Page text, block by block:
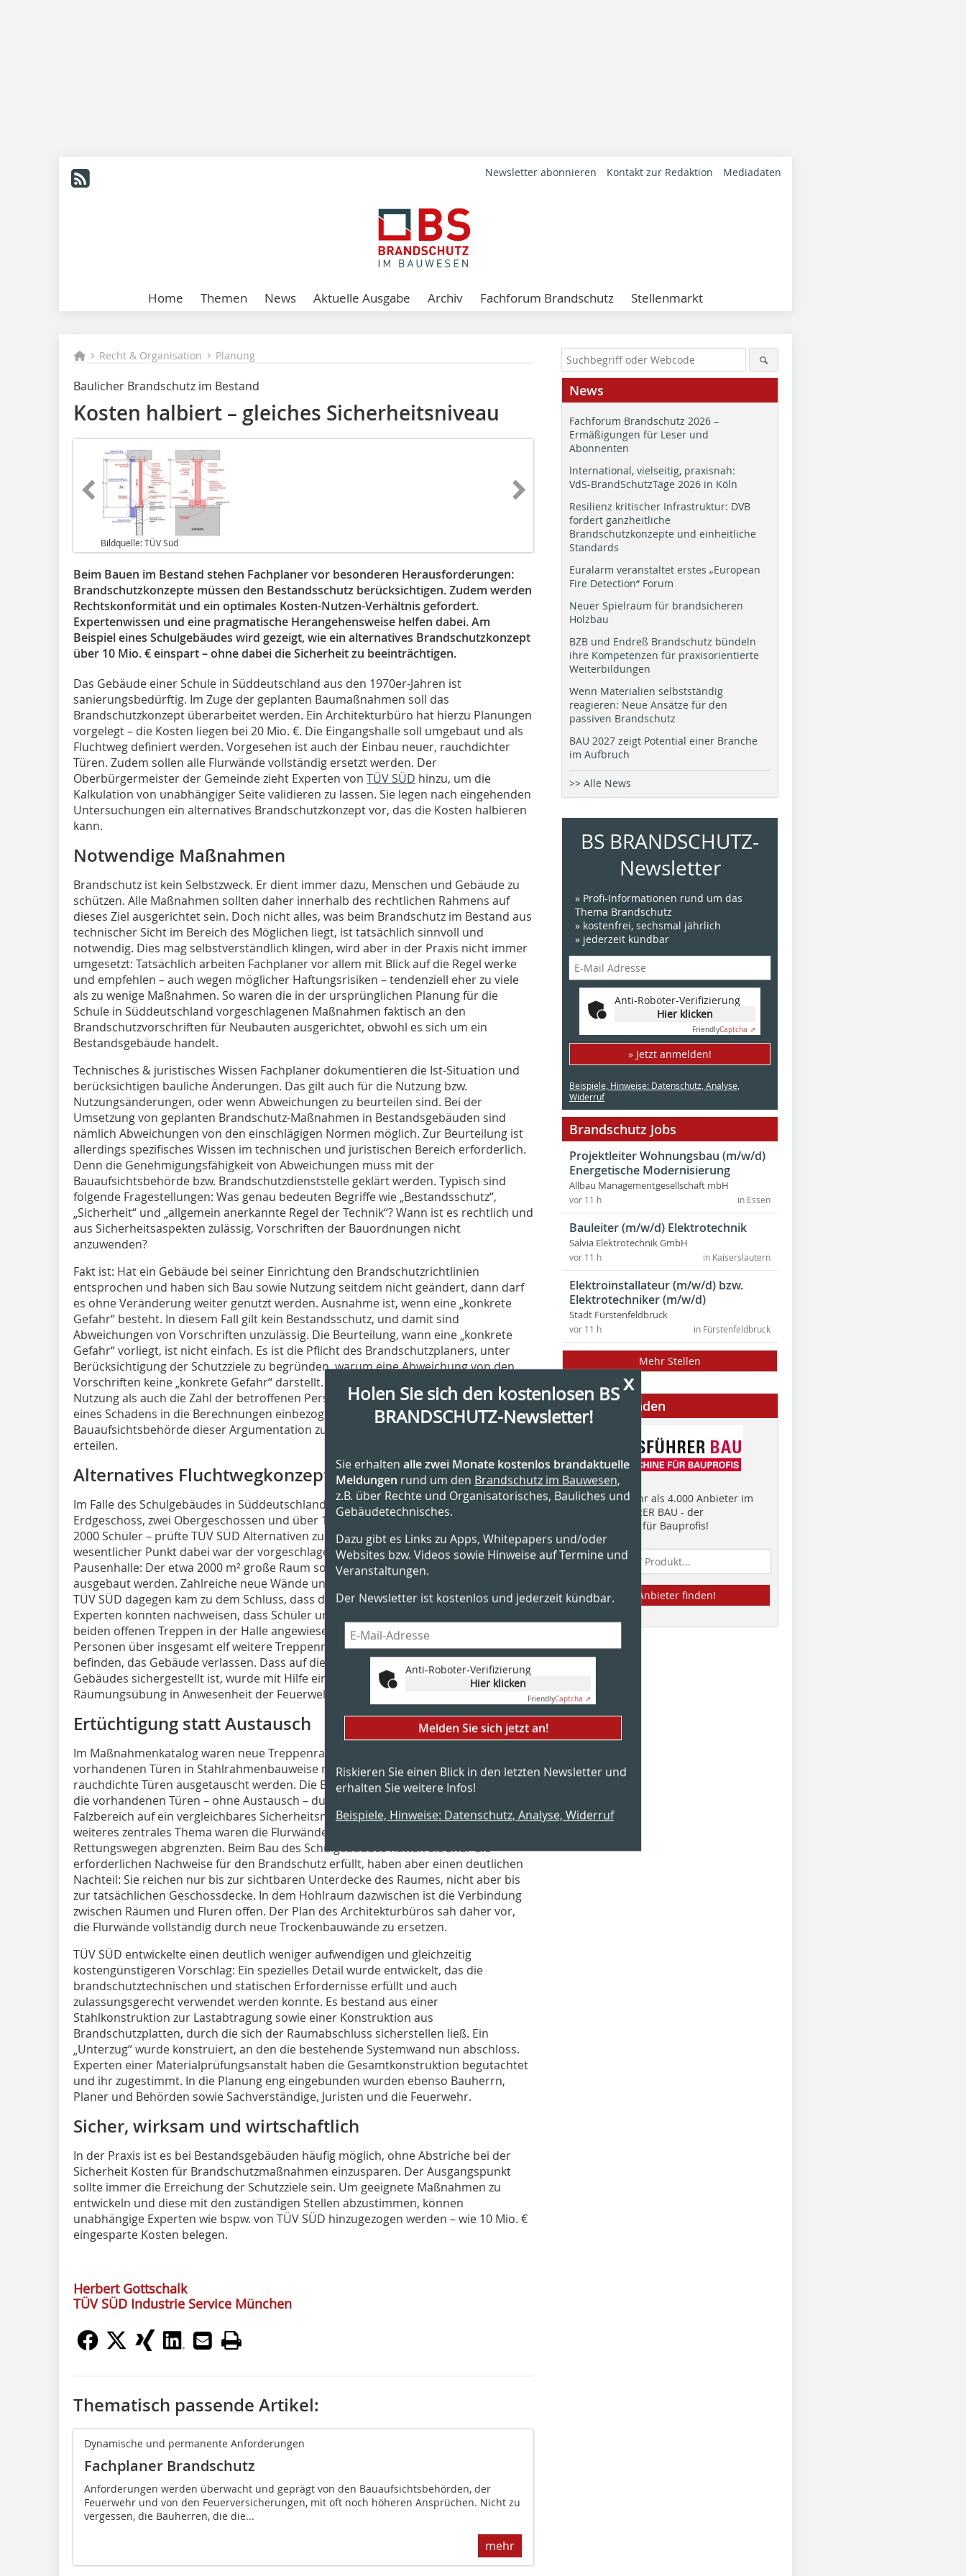
Newsletter abonnieren Kontakt zur Redaktion Mediadaten
Home Themen News Aktuelle Ausgabe Archiv Fachforum Brandschutz Stellenmarkt
Recht & Organisation Planung
Baulicher Brandschutz im Bestand
Kosten halbiert – gleiches Sicherheitsniveau
Bildquelle: TÜV Süd
Beim Bauen im Bestand stehen Fachplaner vor besonderen Herausforderungen:
Brandschutzkonzepte müssen den Bestandsschutz berücksichtigen. Zudem werden
Rechtskonformität und ein optimales Kosten-Nutzen-Verhältnis gefordert.
Expertenwissen und eine pragmatische Herangehensweise helfen dabei. Am
Beispiel eines Schulgebäudes wird gezeigt, wie ein alternatives Brandschutzkonzept
über 10 Mio. € einspart – ohne dabei die Sicherheit zu beeinträchtigen.
Das Gebäude einer Schule in Süddeutschland aus den 1970er-Jahren ist
sanierungsbedürftig. Im Zuge der geplanten Baumaßnahmen soll das
Brandschutzkonzept überarbeitet werden. Ein Architekturbüro hat hierzu Planungen
vorgelegt – die Kosten liegen bei 20 Mio. €. Die Eingangshalle soll umgebaut und als
Fluchtweg definiert werden. Vorgesehen ist auch der Einbau neuer, rauchdichter
Türen. Zudem sollen alle Flurwände vollständig ersetzt werden. Der
Oberbürgermeister der Gemeinde zieht Experten von TÜV SÜD hinzu, um die
Kalkulation von unabhängiger Seite validieren zu lassen. Sie legen nach eingehenden
Untersuchungen ein alternatives Brandschutzkonzept vor, das die Kosten halbieren
kann.
Notwendige Maßnahmen
Brandschutz ist kein Selbstzweck. Er dient immer dazu, Menschen und Gebäude zu
schützen. Alle Maßnahmen sollten daher innerhalb des rechtlichen Rahmens auf
dieses Ziel ausgerichtet sein. Doch nicht alles, was beim Brandschutz im Bestand aus
technischer Sicht im Bereich des Möglichen liegt, ist tatsächlich sinnvoll und
notwendig. Dies mag selbstverständlich klingen, wird aber in der Praxis nicht immer
umgesetzt: Tatsächlich arbeiten Fachplaner vor allem mit Blick auf die Regel werke
und empfehlen – auch wegen möglicher Haftungsrisiken – tendenziell eher zu viele
als zu wenige Maßnahmen. So waren die in der ursprünglichen Planung für die
Schule in Süddeutschland vorgeschlagenen Maßnahmen faktisch an den
Brandschutzvorschriften für Neubauten ausgerichtet, obwohl es sich um ein
Bestandsgebäude handelt.
Technisches & juristisches Wissen Fachplaner dokumentieren die Ist-Situation und
berücksichtigen bauliche Änderungen. Das gilt auch für die Nutzung bzw.
Nutzungsänderungen, oder wenn Abweichungen zu beurteilen sind. Bei der
Umsetzung von geplanten Brandschutz-Maßnahmen in Bestandsgebäuden sind
nämlich Abweichungen von den einschlägigen Normen möglich. Zur Beurteilung ist
allerdings spezifisches Wissen im technischen und juristischen Bereich erforderlich.
Denn die Genehmigungsfähigkeit von Abweichungen muss mit der
Bauaufsichtsbehörde bzw. Brandschutzdienststelle geklärt werden. Typisch sind
folgende Fragestellungen: Was genau bedeuten Begriffe wie „Bestandsschutz“,
„Sicherheit“ und „allgemein anerkannte Regel der Technik“? Wann ist es rechtlich und
aus Sicherheitsaspekten zulässig, Vorschriften der Bauordnungen nicht
anzuwenden?
Fakt ist: Hat ein Gebäude bei seiner Einrichtung den Brandschutzrichtlinien
entsprochen und haben sich Bau sowie Nutzung seitdem nicht geändert, dann darf
es ohne Veränderung weiter genutzt werden. Ausnahme ist, wenn eine „konkrete
Gefahr“ besteht. In diesem Fall gilt kein Bestandsschutz, und damit sind
Abweichungen von Vorschriften unzulässig. Die Beurteilung, wann eine „konkrete
Gefahr“ vorliegt, ist nicht einfach. Es ist die Pflicht des Brandschutzplaners, unter
Berücksichtigung der Schutzziele zu begründen, warum eine Abweichung von den
Vorschriften keine „konkrete Gefahr“ darstellt. Es müssen sowohl Bauwerk und
Nutzung als auch die Zahl der betroffenen Personen und die Wahrscheinlichkeit
eines Schadens in die Berechnungen einbezogen werden. Anschließend muss die
Bauaufsichtsbehörde dieser Argumentation zustimmen und eine Genehmigung
erteilen.
Alternatives Fluchtwegkonzept
Im Falle des Schulgebäudes in Süddeutschland – ein Stahlbeton-Skelettbau mit
Erdgeschoss, zwei Obergeschossen und über 10 000 m² Grundfläche für mehr als
2000 Schüler – prüfte TÜV SÜD Alternativen zu den ursprünglichen Planungen. Ein
wesentlicher Punkt dabei war der vorgeschlagene Umbau der Eingangs- und
Pausenhalle: Der etwa 2000 m² große Raum sollte zu einem Flucht- und Rettungsweg
ausgebaut werden. Zahlreiche neue Wände und Türen waren daher vorgesehen.
TÜV SÜD dagegen kam zu dem Schluss, dass dieser Umbau nicht notwendig ist: Die
Experten konnten nachweisen, dass Schüler und Lehrer im Gefahrenfall nicht auf die
beiden offenen Treppen in der Halle angewiesen sind. Vielmehr können alle
Personen über insgesamt elf weitere Treppenräume, die sich an Außenwänden
befinden, das Gebäude verlassen. Dass auf diesen Wegen eine zügige Räumung des
Gebäudes sichergestellt ist, wurde mit Hilfe einer unangekündigten
Räumungsübung in Anwesenheit der Feuerwehr verifiziert.
Ertüchtigung statt Austausch
Im Maßnahmenkatalog waren neue Treppenraumtüren vorgesehen: Die
vorhandenen Türen in Stahlrahmenbauweise mit Drahtglasfüllung sollten gegen
rauchdichte Türen ausgetauscht werden. Die Bewertung durch TÜV SÜD ergab, dass
die vorhandenen Türen – ohne Austausch – durch Ertüchtigungen im Dichtungs- und
Falzbereich auf ein vergleichbares Sicherheitsniveau gebracht werden können. Ein
weiteres zentrales Thema waren die Flurwände, die die Geschossflächen von den
Rettungswegen abgrenzten. Beim Bau des Schulgebäudes hatten sie zwar die
erforderlichen Nachweise für den Brandschutz erfüllt, haben aber einen deutlichen
Nachteil: Sie reichen nur bis zur sichtbaren Unterdecke des Raumes, nicht aber bis
zur tatsächlichen Geschossdecke. In dem Hohlraum dazwischen ist die Verbindung
zwischen Räumen und Fluren offen. Der Plan des Architekturbüros sah daher vor,
die Flurwände vollständig durch neue Trockenbauwände zu ersetzen.
TÜV SÜD entwickelte einen deutlich weniger aufwendigen und gleichzeitig
kostengünstigeren Vorschlag: Ein spezielles Detail wurde entwickelt, das die
brandschutztechnischen und statischen Erfordernisse erfüllt und auch
zulassungsgerecht verwendet werden konnte. Es bestand aus einer
Stahlkonstruktion zur Lastabtragung sowie einer Konstruktion aus
Brandschutzplatten, durch die sich der Raumabschluss sicherstellen ließ. Ein
„Unterzug“ wurde konstruiert, an den die bestehende Systemwand nun abschloss.
Experten einer Materialprüfungsanstalt haben die Gesamtkonstruktion begutachtet
und ihr zugestimmt. In die Planung eng eingebunden wurden ebenso Bauherrn,
Planer und Behörden sowie Sachverständige, Juristen und die Feuerwehr.
Sicher, wirksam und wirtschaftlich
In der Praxis ist es bei Bestandsgebäuden häufig möglich, ohne Abstriche bei der
Sicherheit Kosten für Brandschutzmaßnahmen einzusparen. Der Ausgangspunkt
sollte immer die Erreichung der Schutzziele sein. Um geeignete Maßnahmen zu
entwickeln und diese mit den zuständigen Stellen abzustimmen, können
unabhängige Experten wie bspw. von TÜV SÜD hinzugezogen werden – wie 10 Mio. €
eingesparte Kosten belegen.
Herbert Gottschalk
TÜV SÜD Industrie Service München
x
Holen Sie sich den kostenlosen BS
BRANDSCHUTZ-Newsletter!
Sie erhalten alle zwei Monate kostenlos brandaktuelle
Meldungen rund um den Brandschutz im Bauwesen,
z.B. über Rechte und Organisatorisches, Bauliches und
Gebäudetechnisches.
Dazu gibt es Links zu Apps, Whitepapers und/oder
Websites bzw. Videos sowie Hinweise auf Termine und
Veranstaltungen.
Der Newsletter ist kostenlos und jederzeit kündbar.
Anti-Roboter-Verifizierung
Hier klicken
FriendlyCaptcha ⇗
Melden Sie sich jetzt an!
Riskieren Sie einen Blick in den letzten Newsletter und
erhalten Sie weitere Infos!
Beispiele, Hinweise: Datenschutz, Analyse, Widerruf
Thematisch passende Artikel:
Dynamische und permanente Anforderungen
Fachplaner Brandschutz
Anforderungen werden überwacht und geprägt von den Bauaufsichtsbehörden, der
Feuerwehr und von den Feuerversicherungen, mit oft noch höheren Ansprüchen. Nicht zu
vergessen, die Bauherren, die die...
mehr
News
Fachforum Brandschutz 2026 –
Ermäßigungen für Leser und
Abonnenten
International, vielseitig, praxisnah:
VdS-BrandSchutzTage 2026 in Köln
Resilienz kritischer Infrastruktur: DVB
fordert ganzheitliche
Brandschutzkonzepte und einheitliche
Standards
Euralarm veranstaltet erstes „European
Fire Detection“ Forum
Neuer Spielraum für brandsicheren
Holzbau
BZB und Endreß Brandschutz bündeln
ihre Kompetenzen für praxisorientierte
Weiterbildungen
Wenn Materialien selbstständig
reagieren: Neue Ansätze für den
passiven Brandschutz
BAU 2027 zeigt Potential einer Branche
im Aufbruch
>> Alle News
BS BRANDSCHUTZ-
Newsletter
» Profi-Informationen rund um das
Thema Brandschutz
» kostenfrei, sechsmal jährlich
» jederzeit kündbar
Anti-Roboter-Verifizierung
Hier klicken
FriendlyCaptcha ⇗
» Jetzt anmelden!
Beispiele, Hinweise: Datenschutz, Analyse,
Widerruf
Brandschutz Jobs
Projektleiter Wohnungsbau (m/w/d)
Energetische Modernisierung
Allbau Managementgesellschaft mbH
in Essen
vor 11 h
Bauleiter (m/w/d) Elektrotechnik
Salvia Elektrotechnik GmbH
in Kaiserslautern
vor 11 h
Elektroinstallateur (m/w/d) bzw.
Elektrotechniker (m/w/d)
Stadt Fürstenfeldbruck
in Fürstenfeldbruck
vor 11 h
Mehr Stellen
Anbieter finden
Finden Sie mehr als 4.000 Anbieter im
EINKAUFSFÜHRER BAU - der
Suchmaschine für Bauprofis!
Anbieter finden!